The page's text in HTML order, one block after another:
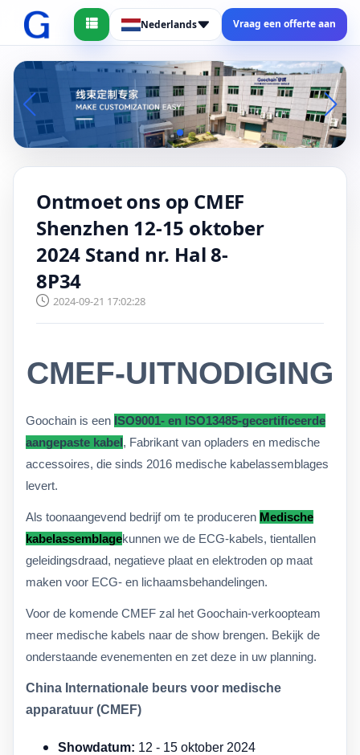
Nederlands Vraag een offerte aan
Ontmoet ons op CMEF
Shenzhen 12-15 oktober
2024 Stand nr. Hal 8-
8P34
2024-09-21 17:02:28
CMEF-UITNODIGING
Goochain is een ISO9001- en ISO13485-gecertificeerde
aangepaste kabel, Fabrikant van opladers en medische
accessoires, die sinds 2016 medische kabelassemblages
levert.
Als toonaangevend bedrijf om te produceren Medische
kabelassemblagekunnen we de ECG-kabels, tientallen
geleidingsdraad, negatieve plaat en elektroden op maat
maken voor ECG- en lichaamsbehandelingen.
Voor de komende CMEF zal het Goochain-verkoopteam
meer medische kabels naar de show brengen. Bekijk de
onderstaande evenementen en zet deze in uw planning.
China Internationale beurs voor medische
apparatuur (CMEF)
Showdatum: 12 - 15 oktober 2024